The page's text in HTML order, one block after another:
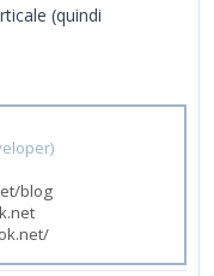
(quindi
blog